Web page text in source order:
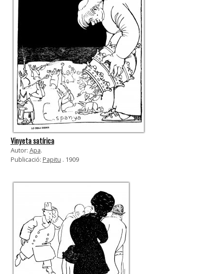
Vinyeta satírica
Autor: Apa.
Publicació: Papitu . 1909